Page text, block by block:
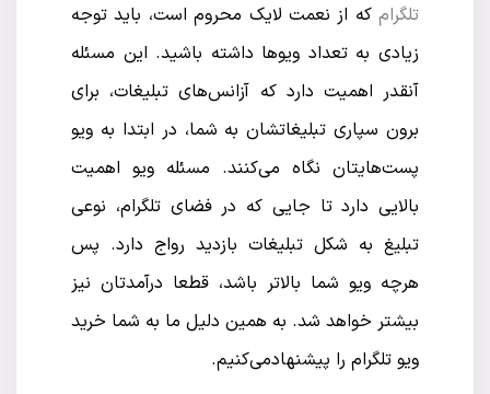
تلگرام که از نعمت لایک محروم است، باید توجه
زیادی به تعداد ویو‌ها داشته باشید. این مسئله
آنقدر اهمیت دارد که آزانس‌های تبلیغات، برای
برون سپاری تبلیغاتشان به شما، در ابتدا به ویو
پست‌هایتان نگاه می‌کنند. مسئله ویو اهمیت
بالایی دارد تا جایی که در فضای تلگرام، نوعی
تبلیغ به شکل تبلیغات بازدید رواج دارد. پس
هرچه ویو شما بالاتر باشد، قطعا درآمدتان نیز
بیشتر خواهد شد. به همین دلیل ما به شما خرید
ویو تلگرام را پیشنهادمی‌کنیم.